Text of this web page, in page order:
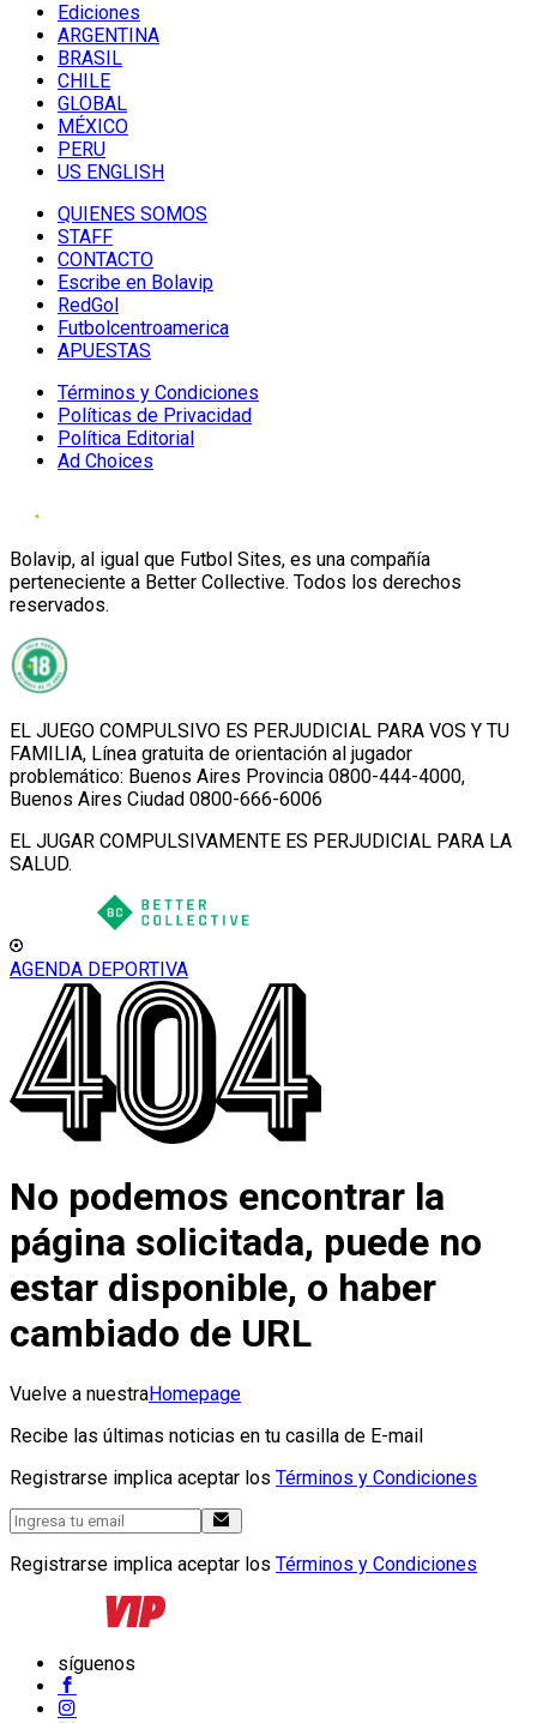
Ediciones
ARGENTINA
BRASIL
CHILE
GLOBAL
MÉXICO
PERU
US ENGLISH
QUIENES SOMOS
STAFF
CONTACTO
Escribe en Bolavip
RedGol
Futbolcentroamerica
APUESTAS
Términos y Condiciones
Políticas de Privacidad
Política Editorial
Ad Choices
Bolavip, al igual que Futbol Sites, es una compañía
perteneciente a Better Collective. Todos los derechos
reservados.
EL JUEGO COMPULSIVO ES PERJUDICIAL PARA VOS Y TU
FAMILIA, Línea gratuita de orientación al jugador
problemático: Buenos Aires Provincia 0800-444-4000,
Buenos Aires Ciudad 0800-666-6006
EL JUGAR COMPULSIVAMENTE ES PERJUDICIAL PARA LA
SALUD.
AGENDA DEPORTIVA
No podemos encontrar la
página solicitada, puede no
estar disponible, o haber
cambiado de URL
Vuelve a nuestraHomepage
Recibe las últimas noticias en tu casilla de E-mail
Registrarse implica aceptar los Términos y Condiciones
Registrarse implica aceptar los Términos y Condiciones
síguenos